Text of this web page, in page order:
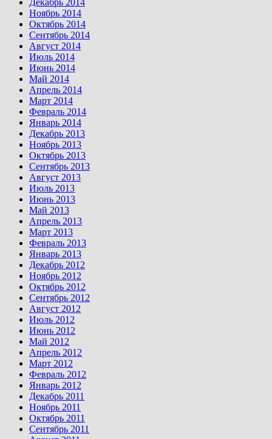
Декабрь 2014
Ноябрь 2014
Октябрь 2014
Сентябрь 2014
Август 2014
Июль 2014
Июнь 2014
Май 2014
Апрель 2014
Март 2014
Февраль 2014
Январь 2014
Декабрь 2013
Ноябрь 2013
Октябрь 2013
Сентябрь 2013
Август 2013
Июль 2013
Июнь 2013
Май 2013
Апрель 2013
Март 2013
Февраль 2013
Январь 2013
Декабрь 2012
Ноябрь 2012
Октябрь 2012
Сентябрь 2012
Август 2012
Июль 2012
Июнь 2012
Май 2012
Апрель 2012
Март 2012
Февраль 2012
Январь 2012
Декабрь 2011
Ноябрь 2011
Октябрь 2011
Сентябрь 2011